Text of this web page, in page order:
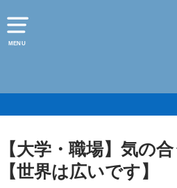
MENU
【大学・職場】気の
【世界は広いです】